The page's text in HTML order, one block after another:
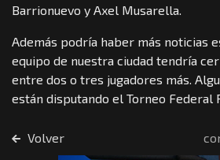
Barrionuevo y Axel Musarella.
Además podría haber más noticias
equipo de nuestra ciudad tendría
entre dos o tres jugadores más.
están disputando el Torneo Federal
Volver